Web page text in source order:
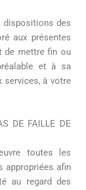
dispositions des
aux présentes
de mettre fin ou
et à sa
services, à votre
DE FAILLE DE
toutes les
appropriées afin
au regard des